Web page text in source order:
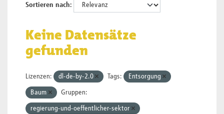
Sortieren nach
Keine Datensätze
gefunden
Lizenzen: dl-de-by-2.0 Tags: Entsorgung
Baum Gruppen:
regierung-und-oeffentlicher-sektor